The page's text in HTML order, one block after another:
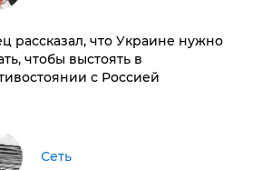
рассказал, что Украине нужно
чтобы выстоять в
с Россией
Сеть